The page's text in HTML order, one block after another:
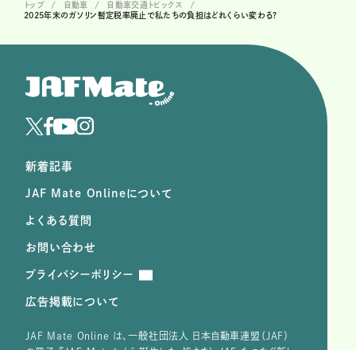
トップ 自動車
自動車交通トピックス
2025年末のガソリン暫定税率廃止で私たちの負担はどれくらい変わる?
新着記事
JAF Mate Onlineについて
よくある質問
お問い合わせ
プライバシーポリシー
広告掲載について
JAF Mate Online は、⼀般社団法⼈ ⽇本⾃動⾞連盟（JAF）